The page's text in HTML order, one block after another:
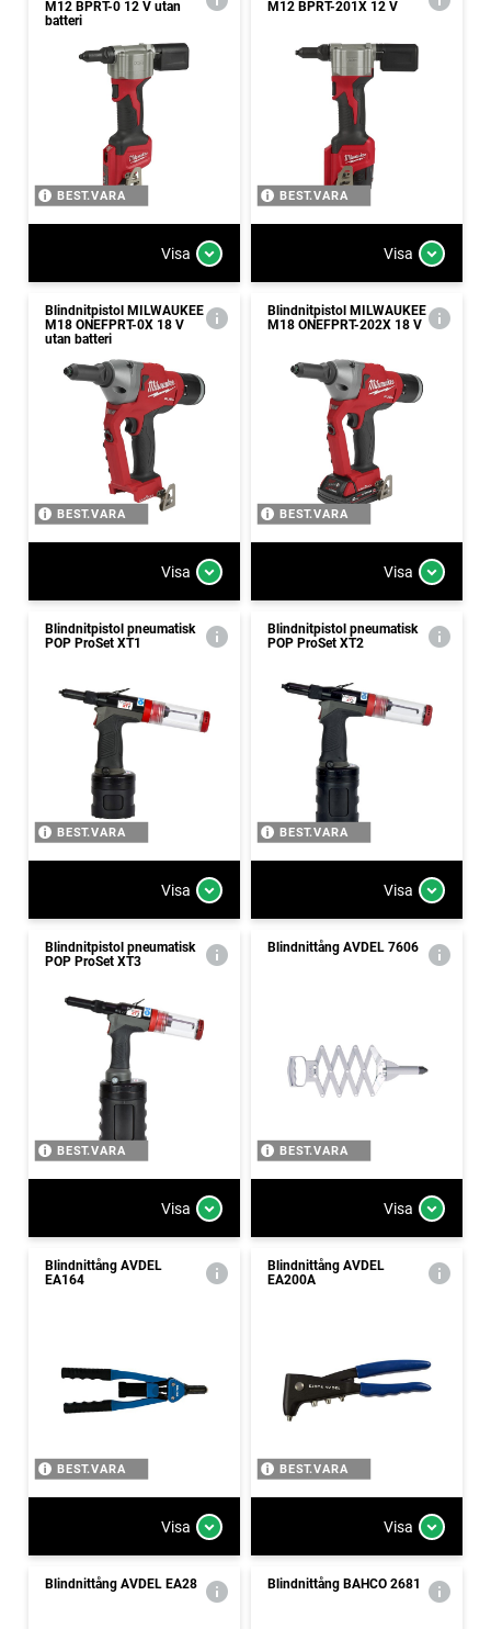
M12 BPRT-0 12 V utan
batteri
BEST.VARA
Visa
M12 BPRT-201X 12 V
BEST.VARA
Visa
Blindnitpistol MILWAUKEE
M18 ONEFPRT-0X 18 V
utan batteri
BEST.VARA
Visa
Blindnitpistol MILWAUKEE
M18 ONEFPRT-202X 18 V
BEST.VARA
Visa
Blindnitpistol pneumatisk
POP ProSet XT1
BEST.VARA
Visa
Blindnitpistol pneumatisk
POP ProSet XT2
BEST.VARA
Visa
Blindnitpistol pneumatisk
POP ProSet XT3
BEST.VARA
Visa
Blindnittång AVDEL 7606
BEST.VARA
Visa
Blindnittång AVDEL
EA164
BEST.VARA
Visa
Blindnittång AVDEL
EA200A
BEST.VARA
Visa
Blindnittång AVDEL EA28 Blindnittång BAHCO 2681